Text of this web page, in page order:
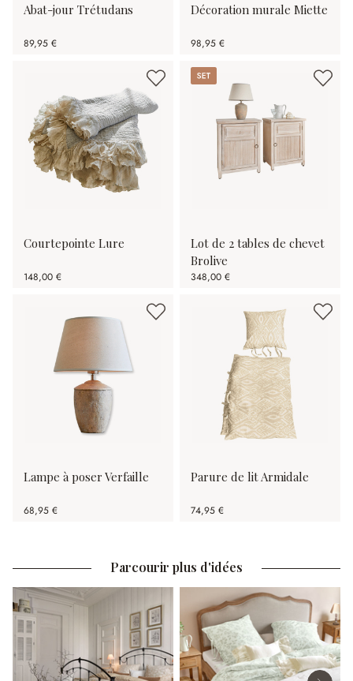
Abat-jour Trétudans
89,95 €
Décoration murale Miette
98,95 €
Courtepointe Lure
148,00 €
Set
Lot de 2 tables de chevet
Brolive
348,00 €
Lampe à poser Verfaille
68,95 €
Parure de lit Armidale
74,95 €
Parcourir plus d'idées